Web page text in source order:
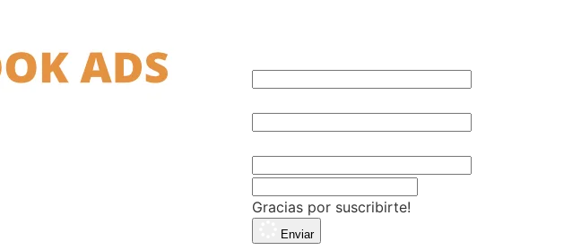
Gracias por suscribirte!
Enviar